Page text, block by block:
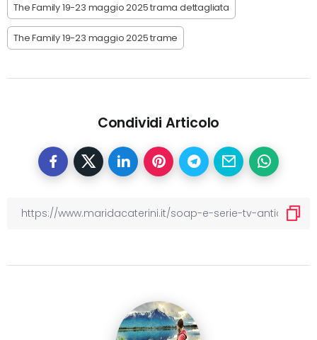
The Family 19-23 maggio 2025 trama dettagliata
The Family 19-23 maggio 2025 trame
Condividi Articolo